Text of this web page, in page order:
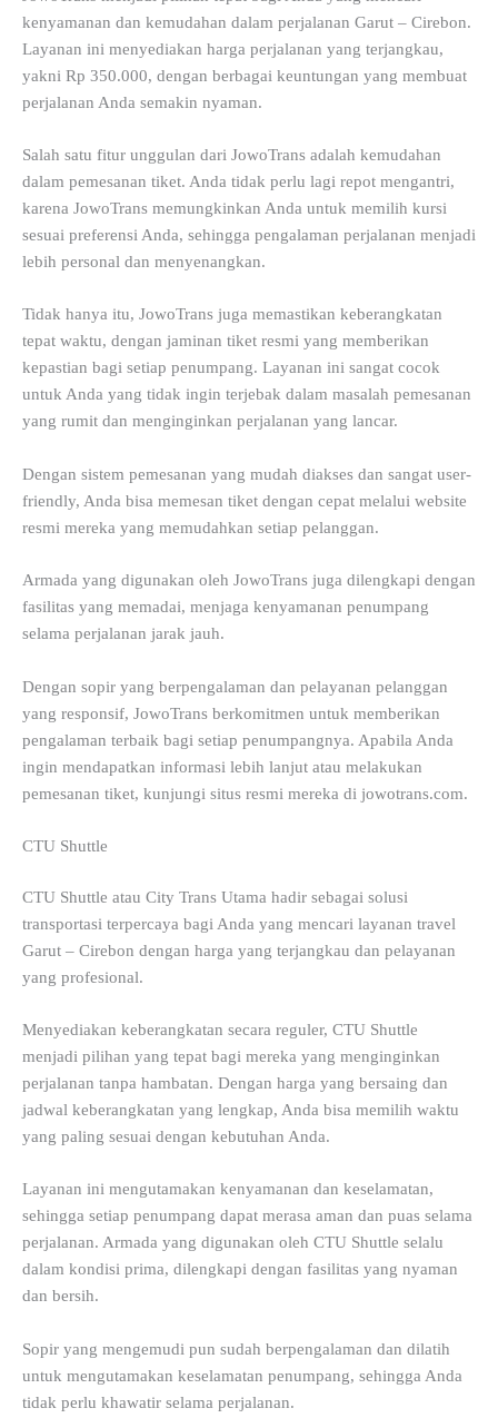
kenyamanan dan kemudahan dalam perjalanan Garut – Cirebon.
Layanan ini menyediakan harga perjalanan yang terjangkau,
yakni Rp 350.000, dengan berbagai keuntungan yang membuat
perjalanan Anda semakin nyaman.
Salah satu fitur unggulan dari JowoTrans adalah kemudahan
dalam pemesanan tiket. Anda tidak perlu lagi repot mengantri,
karena JowoTrans memungkinkan Anda untuk memilih kursi
sesuai preferensi Anda, sehingga pengalaman perjalanan menjadi
lebih personal dan menyenangkan.
Tidak hanya itu, JowoTrans juga memastikan keberangkatan
tepat waktu, dengan jaminan tiket resmi yang memberikan
kepastian bagi setiap penumpang. Layanan ini sangat cocok
untuk Anda yang tidak ingin terjebak dalam masalah pemesanan
yang rumit dan menginginkan perjalanan yang lancar.
Dengan sistem pemesanan yang mudah diakses dan sangat user-
friendly, Anda bisa memesan tiket dengan cepat melalui website
resmi mereka yang memudahkan setiap pelanggan.
Armada yang digunakan oleh JowoTrans juga dilengkapi dengan
fasilitas yang memadai, menjaga kenyamanan penumpang
selama perjalanan jarak jauh.
Dengan sopir yang berpengalaman dan pelayanan pelanggan
yang responsif, JowoTrans berkomitmen untuk memberikan
pengalaman terbaik bagi setiap penumpangnya. Apabila Anda
ingin mendapatkan informasi lebih lanjut atau melakukan
pemesanan tiket, kunjungi situs resmi mereka di jowotrans.com.
CTU Shuttle
CTU Shuttle atau City Trans Utama hadir sebagai solusi
transportasi terpercaya bagi Anda yang mencari layanan travel
Garut – Cirebon dengan harga yang terjangkau dan pelayanan
yang profesional.
Menyediakan keberangkatan secara reguler, CTU Shuttle
menjadi pilihan yang tepat bagi mereka yang menginginkan
perjalanan tanpa hambatan. Dengan harga yang bersaing dan
jadwal keberangkatan yang lengkap, Anda bisa memilih waktu
yang paling sesuai dengan kebutuhan Anda.
Layanan ini mengutamakan kenyamanan dan keselamatan,
sehingga setiap penumpang dapat merasa aman dan puas selama
perjalanan. Armada yang digunakan oleh CTU Shuttle selalu
dalam kondisi prima, dilengkapi dengan fasilitas yang nyaman
dan bersih.
Sopir yang mengemudi pun sudah berpengalaman dan dilatih
untuk mengutamakan keselamatan penumpang, sehingga Anda
tidak perlu khawatir selama perjalanan.